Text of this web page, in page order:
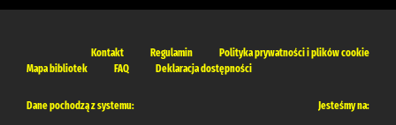
Kontakt Regulamin
Polityka prywatności i plików cookie
Mapa bibliotek
FAQ Deklaracja dostępności
Dane pochodzą z systemu: Jesteśmy na: